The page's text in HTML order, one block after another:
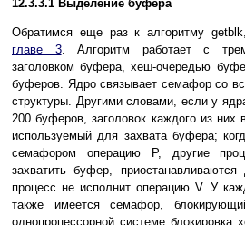
12.3.3.1 Выделение буфера
Обратимся еще раз к алгоритму
главе 3. Алгоритм работает с
заголовком буфера, хеш-очередью
буферов. Ядро связывает семафор со
структуры. Другими словами, если у
200 буферов, заголовок каждого из них
используемый для захвата буфера;
семафором операцию P, другие
захватить буфер,
процесс не исполнит операцию V. У
также имеется семафор,
однопроцессорной системе блокировка